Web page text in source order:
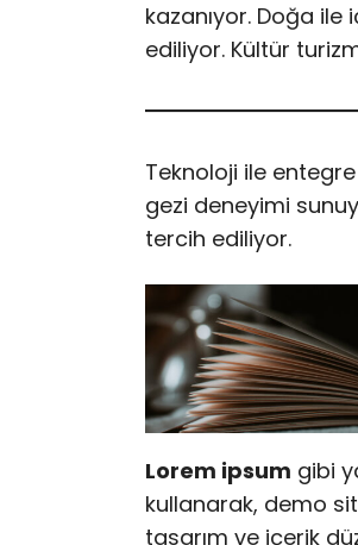
kazanıyor. Doğa
ediliyor. Kültür
Teknoloji ile
gezi deneyimi
tercih ediliyor.
Lorem ipsum gibi
kullanarak, demo
tasarım ve içerik